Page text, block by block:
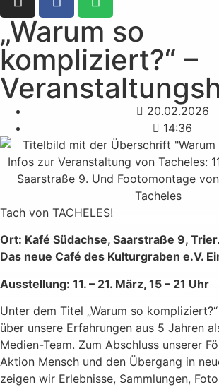
„Warum so
kompliziert?“ –
20.02.2026
14:36
Tach von TACHELES!
Ort: Kafé Südachse, Saarstraße 9, Trier.
Das neue Café des Kulturgraben e.V.
Ausstellung: 11. – 21. März, 15 – 21 Uhr
Unter dem Titel „Warum so
über unsere Erfahrungen aus 5 Jahren
Medien-Team. Zum Abschluss unserer
Aktion Mensch und den Übergang in
zeigen wir Erlebnisse, Sammlungen,